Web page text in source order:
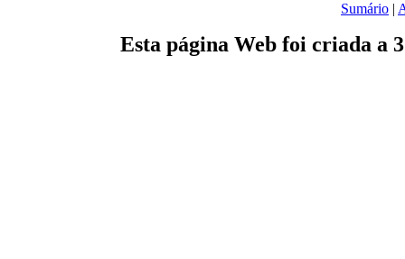
Sumário |
Esta página Web foi criada a